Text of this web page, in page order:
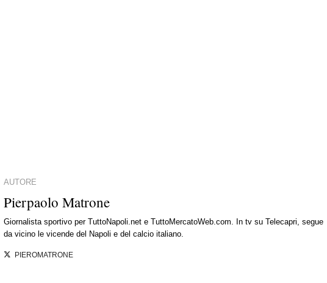
AUTORE
Pierpaolo Matrone
Giornalista sportivo per TuttoNapoli.net e TuttoMercatoWeb.com. In tv su Telecapri, segue
da vicino le vicende del Napoli e del calcio italiano.
PIEROMATRONE